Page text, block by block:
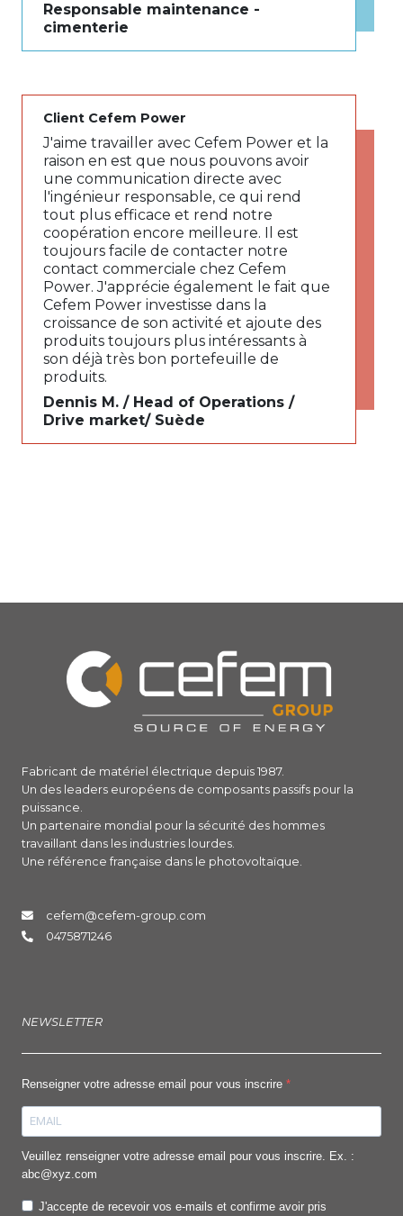
Responsable maintenance -
cimenterie
Client Cefem Power
J'aime travailler avec Cefem Power et la
raison en est que nous pouvons avoir
une communication directe avec
l'ingénieur responsable, ce qui rend
tout plus efficace et rend notre
coopération encore meilleure. Il est
toujours facile de contacter notre
contact commerciale chez Cefem
Power. J'apprécie également le fait que
Cefem Power investisse dans la
croissance de son activité et ajoute des
produits toujours plus intéressants à
son déjà très bon portefeuille de
produits.
Dennis M. / Head of Operations /
Drive market/ Suède
Fabricant de matériel électrique depuis 1987.
Un des leaders européens de composants passifs pour la
puissance.
Un partenaire mondial pour la sécurité des hommes
travaillant dans les industries lourdes.
Une référence française dans le photovoltaïque.
cefem@cefem-group.com
0475871246
NEWSLETTER
Renseigner votre adresse email pour vous inscrire
Veuillez renseigner votre adresse email pour vous inscrire. Ex. :
abc@xyz.com
J'accepte de recevoir vos e-mails et confirme avoir pris